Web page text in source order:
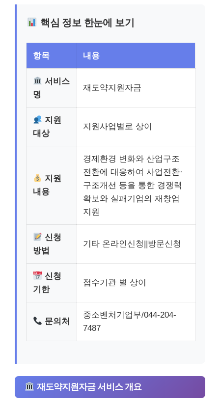
핵심 정보 한눈에 보기
항목 내용
서비스
명
재도약지원자금
지원
대상
지원사업별로 상이
지원
내용
경제환경 변화와 산업구조
전환에 대응하여 사업전환·
구조개선 등을 통한 경쟁력
확보와 실패기업의 재창업
지원
신청
방법
기타 온라인신청||방문신청
신청
기한
접수기관 별 상이
문의처
중소벤처기업부/044-204-
7487
재도약지원자금 서비스 개요